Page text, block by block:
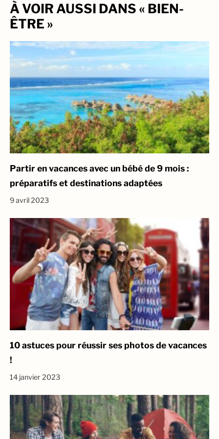
À VOIR AUSSI DANS « BIEN-
ÊTRE »
Partir en vacances avec un bébé de 9 mois :
préparatifs et destinations adaptées
9 avril 2023
10 astuces pour réussir ses photos de vacances
!
14 janvier 2023